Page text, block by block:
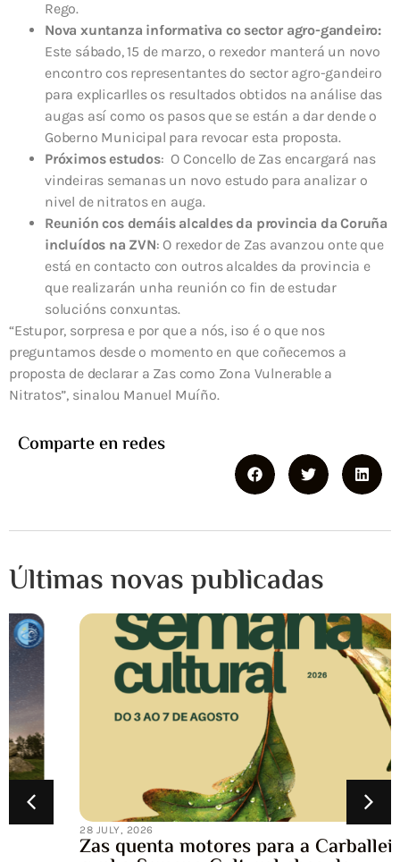
Rego.
Nova xuntanza informativa co sector agro-gandeiro:
Este sábado, 15 de marzo, o rexedor manterá un novo
encontro cos representantes do sector agro-gandeiro
para explicarlles os resultados obtidos na análise das
augas así como os pasos que se están a dar dende o
Goberno Municipal para revocar esta proposta.
Próximos estudos: O Concello de Zas encargará nas
vindeiras semanas un novo estudo para analizar o
nivel de nitratos en auga.
Reunión cos demáis alcaldes da provincia da Coruña
incluídos na ZVN: O rexedor de Zas avanzou onte que
está en contacto con outros alcaldes da provincia e
que realizarán unha reunión co fin de estudar
solucións conxuntas.
“Estupor, sorpresa e por que a nós, iso é o que nos
preguntamos desde o momento en que coñecemos a
proposta de declarar a Zas como Zona Vulnerable a
Nitratos”, sinalou Manuel Muíño.
Comparte en redes
Últimas novas publicadas
28 JULY, 2026
Zas quenta motores para a Carballeira